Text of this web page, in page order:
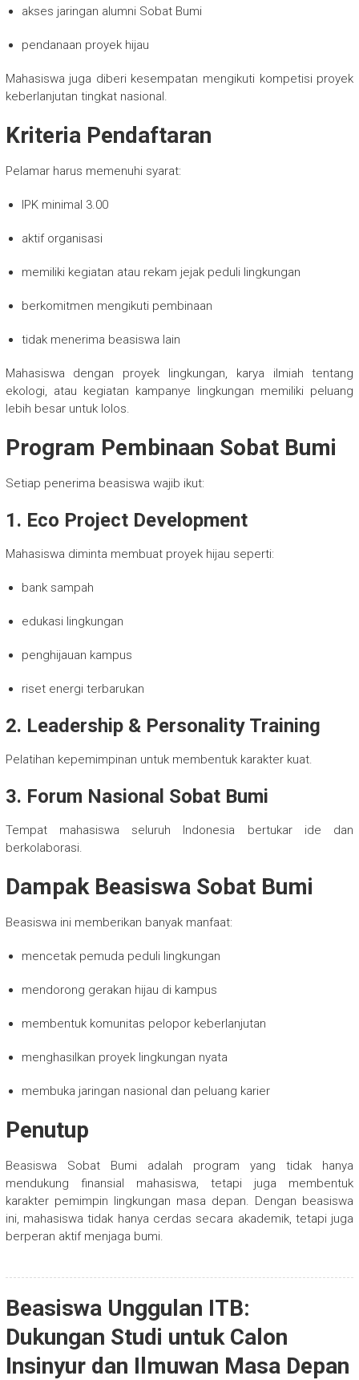
akses jaringan alumni Sobat Bumi
pendanaan proyek hijau
Mahasiswa juga diberi kesempatan mengikuti kompetisi proyek
keberlanjutan tingkat nasional.
Kriteria Pendaftaran
Pelamar harus memenuhi syarat:
IPK minimal 3.00
aktif organisasi
memiliki kegiatan atau rekam jejak peduli lingkungan
berkomitmen mengikuti pembinaan
tidak menerima beasiswa lain
Mahasiswa dengan proyek lingkungan, karya ilmiah tentang
ekologi, atau kegiatan kampanye lingkungan memiliki peluang
lebih besar untuk lolos.
Program Pembinaan Sobat Bumi
Setiap penerima beasiswa wajib ikut:
1. Eco Project Development
Mahasiswa diminta membuat proyek hijau seperti:
bank sampah
edukasi lingkungan
penghijauan kampus
riset energi terbarukan
2. Leadership & Personality Training
Pelatihan kepemimpinan untuk membentuk karakter kuat.
3. Forum Nasional Sobat Bumi
Tempat mahasiswa seluruh Indonesia bertukar ide dan
berkolaborasi.
Dampak Beasiswa Sobat Bumi
Beasiswa ini memberikan banyak manfaat:
mencetak pemuda peduli lingkungan
mendorong gerakan hijau di kampus
membentuk komunitas pelopor keberlanjutan
menghasilkan proyek lingkungan nyata
membuka jaringan nasional dan peluang karier
Penutup
Beasiswa Sobat Bumi adalah program yang tidak hanya
mendukung finansial mahasiswa, tetapi juga membentuk
karakter pemimpin lingkungan masa depan. Dengan beasiswa
ini, mahasiswa tidak hanya cerdas secara akademik, tetapi juga
berperan aktif menjaga bumi.
Beasiswa Unggulan ITB:
Dukungan Studi untuk Calon
Insinyur dan Ilmuwan Masa Depan